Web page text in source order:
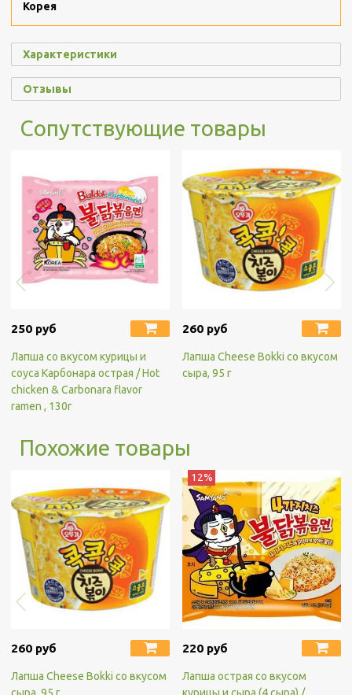
Корея
Характеристики
Отзывы
Сопутствующие товары
250 руб
Лапша со вкусом курицы и
соуса Карбонара острая / Hot
chicken & Carbonara flavor
ramen , 130г
260 руб
Лапша Cheese Bokki со вкусом
сыра, 95 г
Похожие товары
260 руб
Лапша Cheese Bokki со вкусом
сыра, 95 г
12%
220 руб
Лапша острая со вкусом
курицы и сыра (4 сыра) /